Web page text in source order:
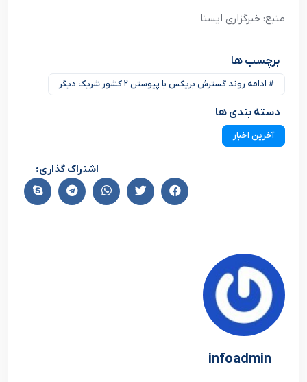
منبع: خبرگزاری ایسنا
برچسب ها
# ادامه روند گسترش بریکس با پیوستن ۲ کشور شریک دیگر
دسته بندی ها
آخرین اخبار
اشتراک گذاری:
infoadmin